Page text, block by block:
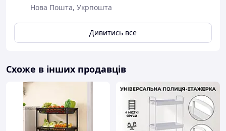
Нова Пошта, Укрпошта
Дивитись все
Схоже в інших продавців